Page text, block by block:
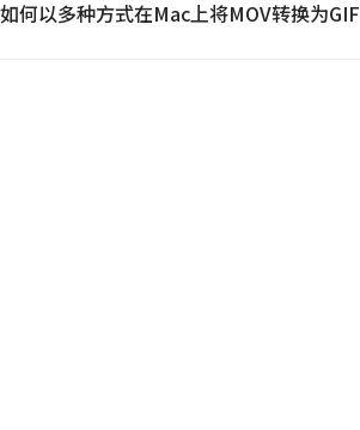
如何以多种方式在Mac上将MOV转换为GIF